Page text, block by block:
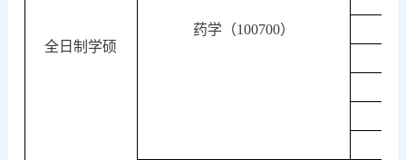
全日制学硕
药学（100700）